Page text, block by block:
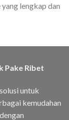
lengkap dan
Pake Ribet
untuk
kemudahan